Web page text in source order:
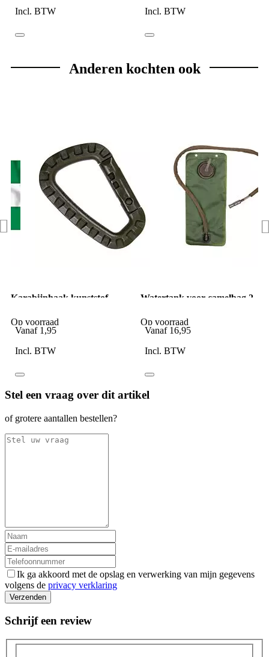
Incl. BTW
Incl. BTW
Anderen kochten ook
Karabijnhaak kunststof
Op voorraad
Vanaf 1,95
Incl. BTW
Watertank voor camelbag 2
Op voorraad
Vanaf 16,95
Incl. BTW
Stel een vraag over dit artikel
of grotere aantallen bestellen?
Ik ga akkoord met de opslag en verwerking van mijn gegevens
volgens de privacy verklaring
Verzenden
Schrijf een review